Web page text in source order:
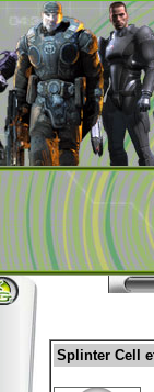
Splinter Cell